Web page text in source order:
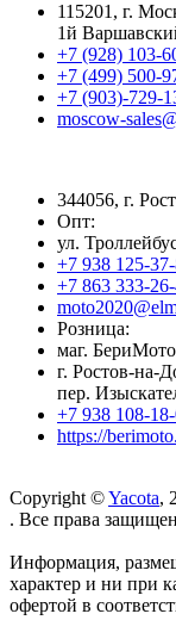
115201, г.
1й
+7 (928) 103-
+7 (499) 500-
+7 (903)-729-
moscow-
344056, г.
Опт:
ул.
+7 938 125-
+7 863 333-
Розница:
маг. БериМото
г. Ростов-на-
пер.
+7 938 108-
https://
Copyright ©Yacota,
. Все права
Информация,
характер и ни при
офертой в